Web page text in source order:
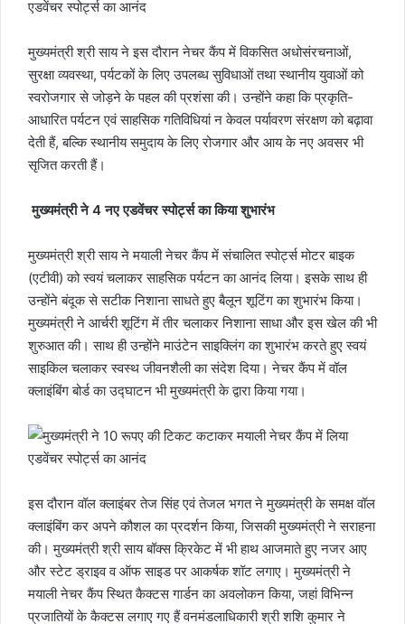
मुख्यमंत्री श्री साय ने इस दौरान नेचर कैंप में विकसित अधोसंरचनाओं,
सुरक्षा व्यवस्था, पर्यटकों के लिए उपलब्ध सुविधाओं तथा स्थानीय युवाओं को
स्वरोजगार से जोड़ने के पहल की प्रशंसा की। उन्होंने कहा कि प्रकृति-
आधारित पर्यटन एवं साहसिक गतिविधियां न केवल पर्यावरण संरक्षण को बढ़ावा
देती हैं, बल्कि स्थानीय समुदाय के लिए रोजगार और आय के नए अवसर भी
सृजित करती हैं।
मुख्यमंत्री ने 4 नए एडवेंचर स्पोर्ट्स का किया शुभारंभ
मुख्यमंत्री श्री साय ने मयाली नेचर कैंप में संचालित स्पोर्ट्स मोटर बाइक
(एटीवी) को स्वयं चलाकर साहसिक पर्यटन का आनंद लिया। इसके साथ ही
उन्होंने बंदूक से सटीक निशाना साधते हुए बैलून शूटिंग का शुभारंभ किया।
मुख्यमंत्री ने आर्चरी शूटिंग में तीर चलाकर निशाना साधा और इस खेल की भी
शुरुआत की। साथ ही उन्होंने माउंटेन साइक्लिंग का शुभारंभ करते हुए स्वयं
साइकिल चलाकर स्वस्थ जीवनशैली का संदेश दिया। नेचर कैंप में वॉल
क्लाइंबिंग बोर्ड का उद्घाटन भी मुख्यमंत्री के द्वारा किया गया।
इस दौरान वॉल क्लाइंबर तेज सिंह एवं तेजल भगत ने मुख्यमंत्री के समक्ष वॉल
क्लाइंबिंग कर अपने कौशल का प्रदर्शन किया, जिसकी मुख्यमंत्री ने सराहना
की। मुख्यमंत्री श्री साय बॉक्स क्रिकेट में भी हाथ आजमाते हुए नजर आए
और स्टेट ड्राइव व ऑफ साइड पर आकर्षक शॉट लगाए। मुख्यमंत्री ने
मयाली नेचर कैंप स्थित कैक्टस गार्डन का अवलोकन किया, जहां विभिन्न
प्रजातियों के कैक्टस लगाए गए हैं वनमंडलाधिकारी श्री शशि कुमार ने